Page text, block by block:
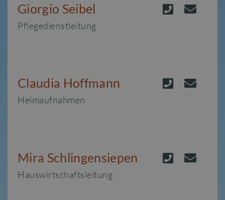
Giorgio Seibel
Pflegedienstleitung
Claudia Hoffmann
Heimaufnahmen
Mira Schlingensiepen
Hauswirtschaftsleitung